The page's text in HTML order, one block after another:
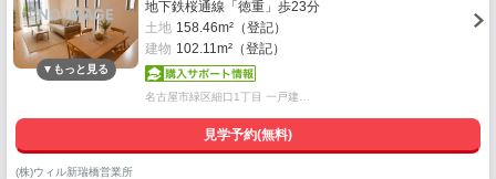
地下鉄桜通線「徳重」歩23分
土地 158.46m²（登記）
建物 102.11m²（登記）
名古屋市緑区細口1丁目 一戸建…
見学予約(無料)
(株)ウィル新瑞橋営業所